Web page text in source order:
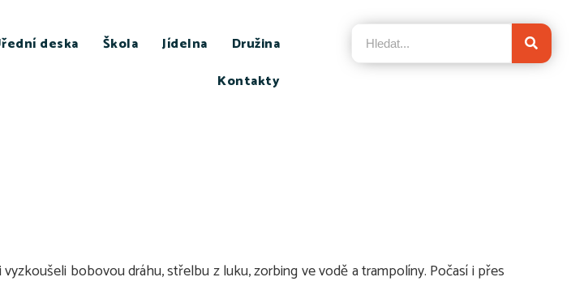
deska Škola Jídelna
Družina
Kontakty
bobovou dráhu, střelbu z luku, zorbing ve vodě a trampolíny. Počasí i přes